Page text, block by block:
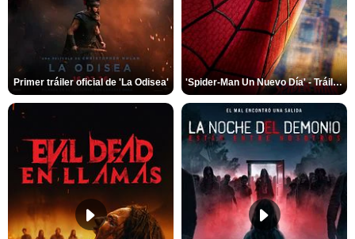
Primer tráiler oficial de 'La Odisea' 'Spider-Man Un Nuevo Día' - Tráiler oficial subtitulado